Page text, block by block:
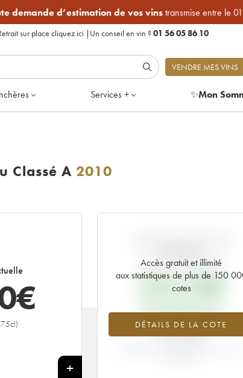
demande d’estimation de vos vinstransmise entre le
sur place cliquez ici | Un conseil en vin ?01 56 05 86 10
VENDRE MES VINS
Services + ✨Mon
Classé A 2010
€
+
Accès gratuit et illimité
aux statistiques de plus de 150
cotes
DÉTAILS DE LA COTE
AU PRIX PRIMEUR
235,20€
+6.46%